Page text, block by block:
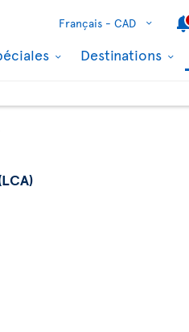
Français - CAD
Destinations